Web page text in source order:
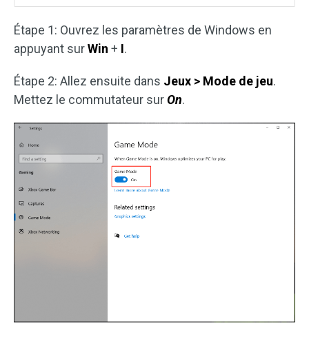
Étape 1: Ouvrez les paramètres de Windows en
appuyant surWin + I.
Étape 2: Allez ensuite dans Jeux > Mode de jeu.
Mettez le commutateur surOn.